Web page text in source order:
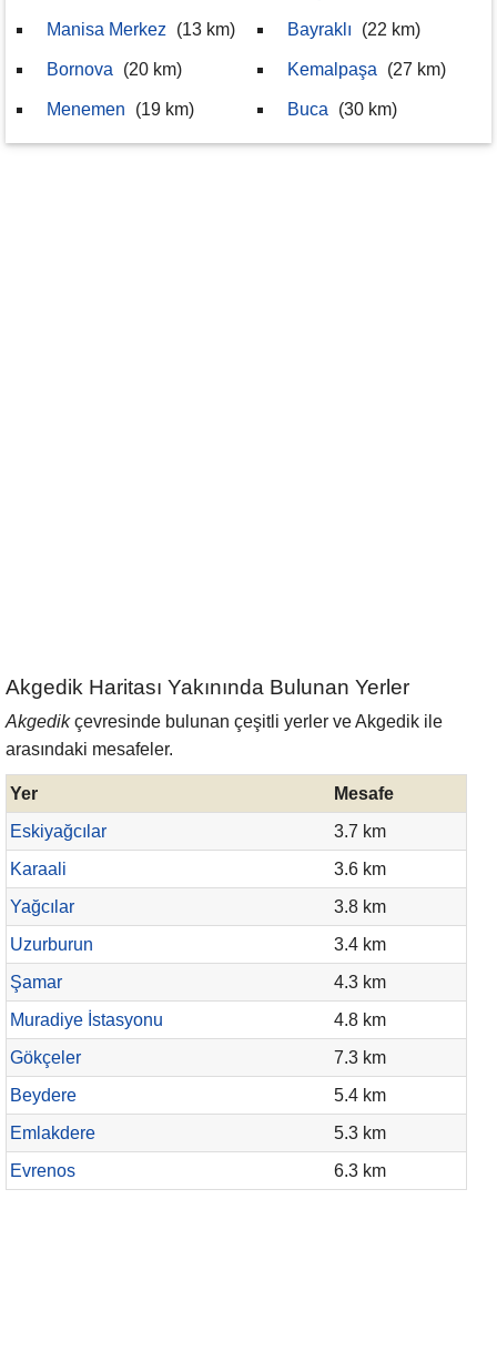
Manisa Merkez (13 km)
Bornova (20 km)
Menemen (19 km)
Bayraklı (22 km)
Kemalpaşa (27 km)
Buca (30 km)
Akgedik Haritası Yakınında Bulunan Yerler
Akgedikçevresinde bulunan çeşitli yerler ve Akgedik ile
arasındaki mesafeler.
Yer
Mesafe
Eskiyağcılar
3.7 km
Karaali
3.6 km
Yağcılar
3.8 km
Uzurburun
3.4 km
Şamar
4.3 km
Muradiye İstasyonu
4.8 km
Gökçeler
7.3 km
Beydere
5.4 km
Emlakdere
5.3 km
Evrenos
6.3 km